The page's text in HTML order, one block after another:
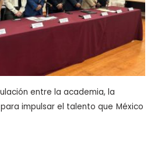
entre la academia, la
impulsar el talento que México